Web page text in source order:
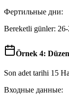
Фертильные дни:
Bereketli günler: 26-
Örnek 4:
Son adet tarihi 15
Входные данные: